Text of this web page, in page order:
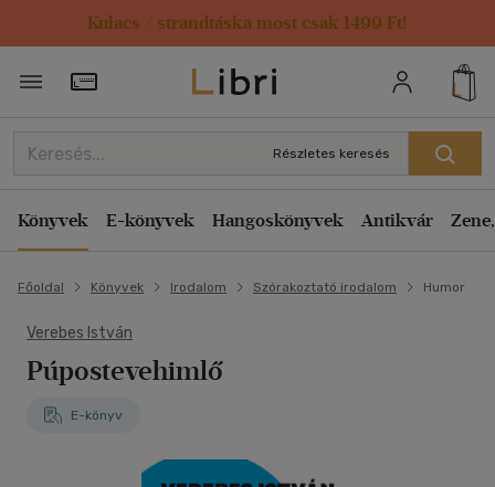
Kulacs / strandtáska most csak 1499 Ft!
Törzsvásárlói Kártya adatai
Részletes keresés
Könyvek E-könyvek Hangoskönyvek Antikvár
Főoldal Könyvek Irodalom Szórakoztató irodalom Humor
Verebes István
Púpostevehimlő
E-könyv